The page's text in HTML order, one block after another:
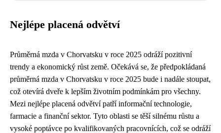
Nejlépe placená odvětví
Průměrná mzda v Chorvatsku v roce 2025 odráží pozitivní
trendy a ekonomický růst země. Očekává se, že předpokládaná
průměrná mzda v Chorvatsku v roce 2025 bude i nadále stoupat,
což otevírá dveře k lepším životním podmínkám pro všechny.
Mezi nejlépe placená odvětví patří informační technologie,
farmacie a finanční sektor. Tyto oblasti se těší silnému růstu a
vysoké poptávce po kvalifikovaných pracovnících, což se odráží